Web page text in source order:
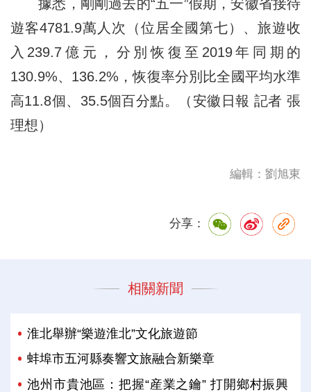
據悉，剛剛過去的“五一”假期，安徽省接待
遊客4781.9萬人次（位居全國第七）、旅遊收
入239.7億元，分別恢復至2019年同期的
130.9%、136.2%，恢復率分別比全國平均水準
高11.8個、35.5個百分點。（安徽日報 記者 張
理想）
編輯：劉旭東
分享：
相關新聞
淮北舉辦“樂遊淮北”文化旅遊節
蚌埠市五河縣奏響文旅融合新樂章
池州市貴池區：把握“産業之鑰” 打開鄉村振興